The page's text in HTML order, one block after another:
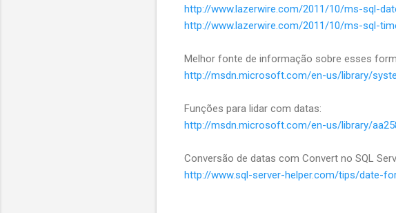
http://www.lazerwire.com/2011/10/ms-sql-
http://www.lazerwire.com/2011/10/ms-sql-
Melhor fonte de informação sobre esses
http://msdn.microsoft.com/en-us/library/
Funções para lidar com datas:
http://msdn.microsoft.com/en-us/library/
Conversão de datas com Convert no SQL
http://www.sql-server-helper.com/tips/date-